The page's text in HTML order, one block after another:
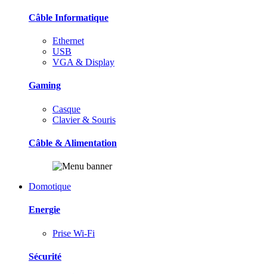
Câble Informatique
Ethernet
USB
VGA & Display
Gaming
Casque
Clavier & Souris
Câble & Alimentation
Domotique
Energie
Prise Wi-Fi
Sécurité